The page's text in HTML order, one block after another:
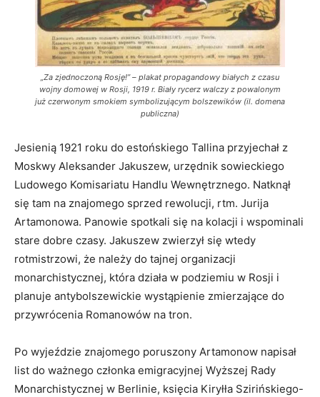
„Za zjednoczoną Rosję!” – plakat propagandowy białych z czasu
wojny domowej w Rosji, 1919 r. Biały rycerz walczy z powalonym
już czerwonym smokiem symbolizującym bolszewików (il. domena
publiczna)
Jesienią 1921 roku do estońskiego Tallina przyjechał z
Moskwy Aleksander Jakuszew, urzędnik sowieckiego
Ludowego Komisariatu Handlu Wewnętrznego. Natknął
się tam na znajomego sprzed rewolucji, rtm. Jurija
Artamonowa. Panowie spotkali się na kolacji i wspominali
stare dobre czasy. Jakuszew zwierzył się wtedy
rotmistrzowi, że należy do tajnej organizacji
monarchistycznej, która działa w podziemiu w Rosji i
planuje antybolszewickie wystąpienie zmierzające do
przywrócenia Romanowów na tron.
Po wyjeździe znajomego poruszony Artamonow napisał
list do ważnego członka emigracyjnej Wyższej Rady
Monarchistycznej w Berlinie, księcia Kiryłła Szirińskiego-